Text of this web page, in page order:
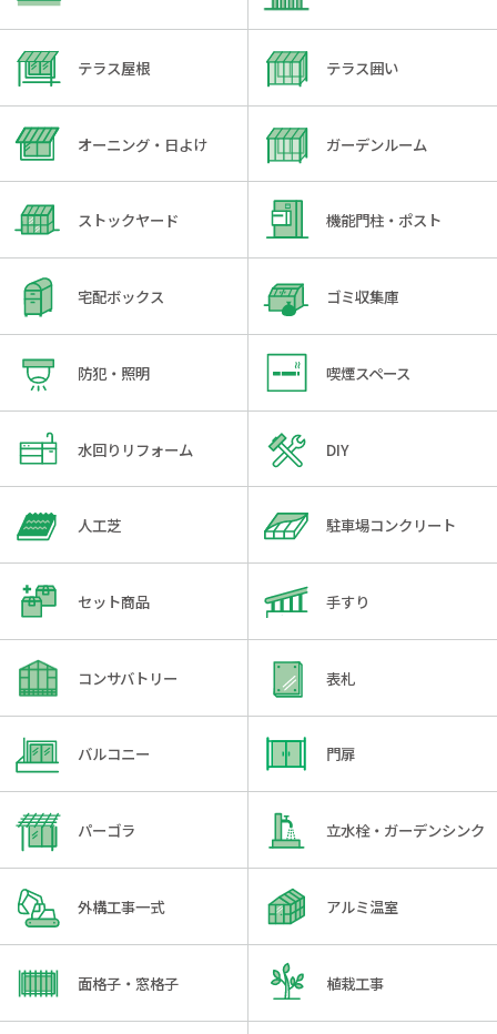
テラス屋根 テラス囲い
オーニング・日よけ ガーデンルーム
ストックヤード 機能門柱・ポスト
宅配ボックス ゴミ収集庫
防犯・照明 喫煙スペース
水回りリフォーム DIY
人工芝 駐車場コンクリート
セット商品 手すり
コンサバトリー 表札
バルコニー 門扉
パーゴラ 立水栓・ガーデンシンク
外構工事一式 アルミ温室
面格子・窓格子 植栽工事